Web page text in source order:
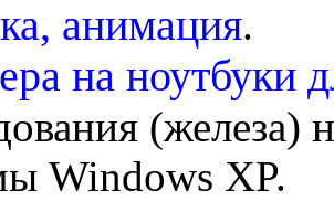
анимация.
на ноутбуки
(железа)
Windows XP.